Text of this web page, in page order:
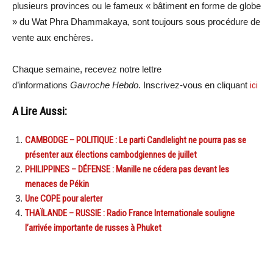
plusieurs provinces ou le fameux « bâtiment en forme de globe
» du Wat Phra Dhammakaya, sont toujours sous procédure de
vente aux enchères.
Chaque semaine, recevez notre lettre
d’informations Gavroche Hebdo. Inscrivez-vous en cliquant ici
A Lire Aussi:
CAMBODGE – POLITIQUE : Le parti Candlelight ne pourra pas se
présenter aux élections cambodgiennes de juillet
PHILIPPINES – DÉFENSE : Manille ne cédera pas devant les
menaces de Pékin
Une COPE pour alerter
THAÏLANDE – RUSSIE : Radio France Internationale souligne
l’arrivée importante de russes à Phuket